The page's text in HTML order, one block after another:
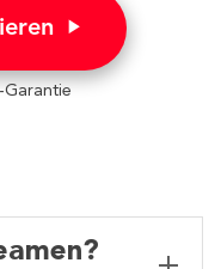
Garantie